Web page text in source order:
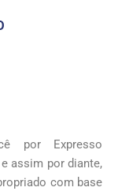
por Expresso
assim por diante,
com base